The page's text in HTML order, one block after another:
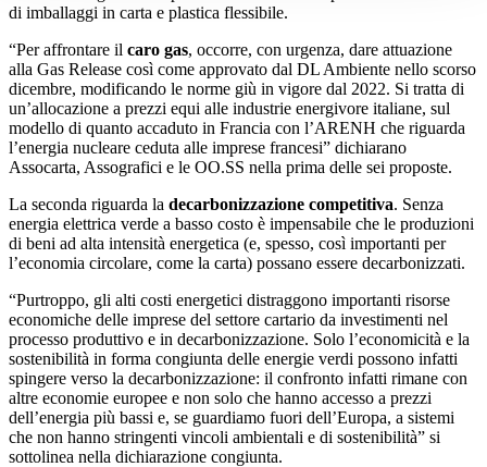
di imballaggi in carta e plastica flessibile.
“Per affrontare il caro gas, occorre, con urgenza, dare attuazione
alla Gas Release così come approvato dal DL Ambiente nello scorso
dicembre, modificando le norme giù in vigore dal 2022. Si tratta di
un’allocazione a prezzi equi alle industrie energivore italiane, sul
modello di quanto accaduto in Francia con l’ARENH che riguarda
l’energia nucleare ceduta alle imprese francesi” dichiarano
Assocarta, Assografici e le OO.SS nella prima delle sei proposte.
La seconda riguarda la decarbonizzazione competitiva. Senza
energia elettrica verde a basso costo è impensabile che le produzioni
di beni ad alta intensità energetica (e, spesso, così importanti per
l’economia circolare, come la carta) possano essere decarbonizzati.
“Purtroppo, gli alti costi energetici distraggono importanti risorse
economiche delle imprese del settore cartario da investimenti nel
processo produttivo e in decarbonizzazione. Solo l’economicità e la
sostenibilità in forma congiunta delle energie verdi possono infatti
spingere verso la decarbonizzazione: il confronto infatti rimane con
altre economie europee e non solo che hanno accesso a prezzi
dell’energia più bassi e, se guardiamo fuori dell’Europa, a sistemi
che non hanno stringenti vincoli ambientali e di sostenibilità” si
sottolinea nella dichiarazione congiunta.